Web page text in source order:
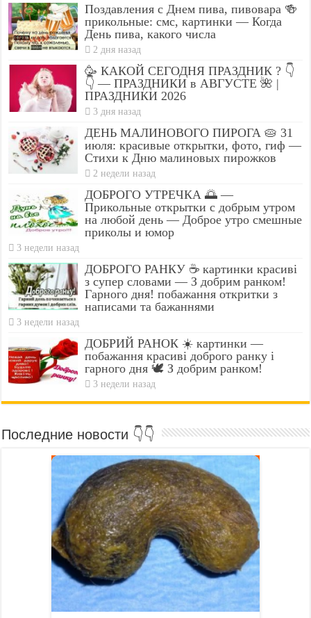
Поздавления с Днем пива, пивовара 🍻
прикольные: смс, картинки — Когда
День пива, какого числа
2 дня назад
🥳 КАКОЙ СЕГОДНЯ ПРАЗДНИК ? 👇
👇 — ПРАЗДНИКИ в АВГУСТЕ 🌺 |
ПРАЗДНИКИ 2026
3 дня назад
ДЕНЬ МАЛИНОВОГО ПИРОГА 🥧 31
июля: красивые открытки, фото, гиф —
Стихи к Дню малиновых пирожков
2 недели назад
ДОБРОГО УТРЕЧКА 🌅 —
Прикольные открытки с добрым утром
на любой день — Доброе утро смешные
приколы и юмор
3 недели назад
ДОБРОГО РАНКУ ☕ картинки красиві
з супер словами — З добрим ранком!
Гарного дня! побажання откритки з
написами та бажаннями
3 недели назад
ДОБРИЙ РАНОК ☀️ картинки —
побажання красиві доброго ранку і
гарного дня 🕊️ З добрим ранком!
3 недели назад
Последние новости 👇👇